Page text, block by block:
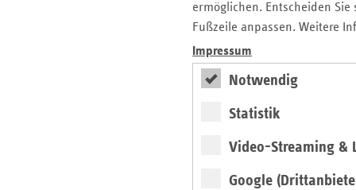
ermöglichen. Entscheiden
Fußzeile anpassen. Weitere
Impressum
Notwendig
Statistik
Video-Streaming &
Google
Seitenleiste
mit
weiteren
Auf einen Blick
Pressemitteilungen
Formulare